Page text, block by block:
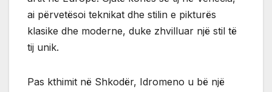
ai përvetësoi teknikat dhe stilin e pikturës
klasike dhe moderne, duke zhvilluar një stil të
tij unik.
Pas kthimit në Shkodër, Idromeno u bë një